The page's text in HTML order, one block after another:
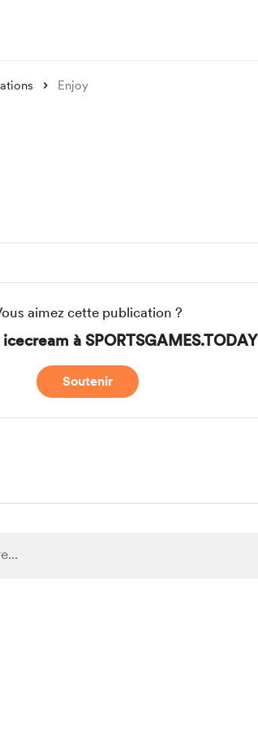
Enjoy
aimez cette publication ?
à SPORTSGAMES.TODAY
Soutenir